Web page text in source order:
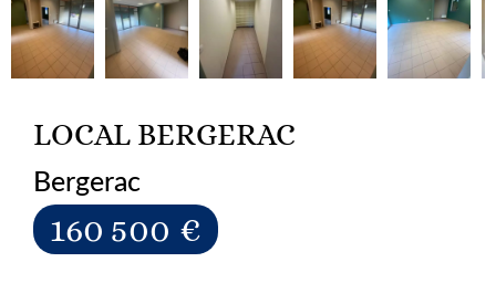
LOCAL BERGERAC
Bergerac
160 500 €